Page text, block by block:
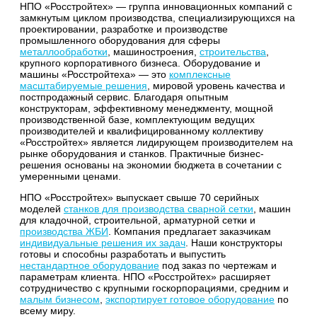
НПО «Росстройтех» — группа инновационных компаний с
замкнутым циклом производства, специализирующихся на
проектировании, разработке и производстве
промышленного оборудования для сферы
металлообработки , машиностроения, строительства
крупного корпоративного бизнеса. Оборудование и
машины «Росстройтеха» — это комплексные
масштабируемые решения , мировой уровень качества и
постпродажный сервис. Благодаря опытным
конструкторам, эффективному менеджменту, мощной
производственной базе, комплектующим ведущих
производителей и квалифицированному коллективу
«Росстройтех» является лидирующем производителем на
рынке оборудования и станков. Практичные бизнес-
решения основаны на экономии бюджета в сочетании с
умеренными ценами.
НПО «Росстройтех» выпускает свыше 70 серийных
моделей станков для производства сварной сетки , машин
для кладочной, строительной, арматурной сетки и
производства ЖБИ . Компания предлагает заказчикам
индивидуальные решения их задач . Наши конструкторы
готовы и способны разработать и выпустить
нестандартное оборудование под заказ по чертежам и
параметрам клиента. НПО «Росстройтех» расширяет
сотрудничество с крупными госкорпорациями, средним и
малым бизнесом экспортирует готовое оборудование по
всему миру.